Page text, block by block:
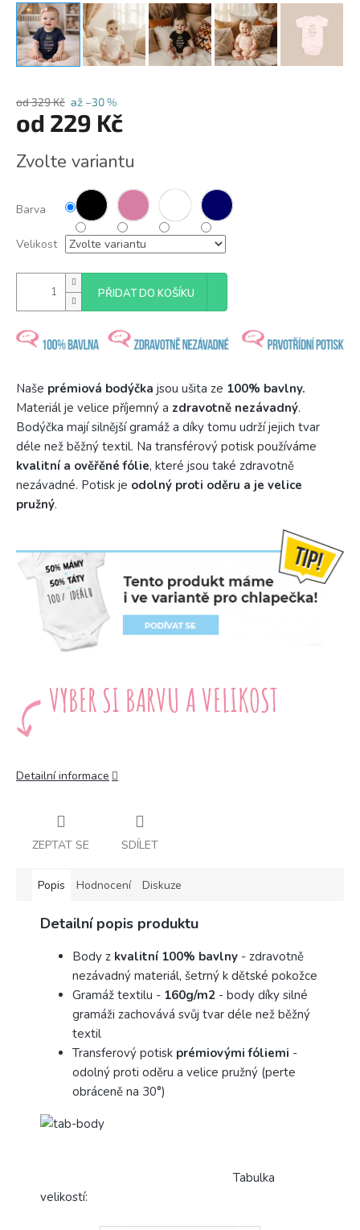
od 329 Kč až –30 %
od 229 Kč
cena:
Zvolte variantu
Barva
Velikost
PŘIDAT DO KOŠÍKU
Naše prémiová bodýčka jsou ušita ze 100% bavlny.
Materiál je velice příjemný a zdravotně nezávadný.
Bodýčka mají silnější gramáž a díky tomu udrží jejich tvar
déle než běžný textil. Na transférový potisk používáme
kvalitní a ověřěné fólie, které jsou také zdravotně
nezávadné. Potisk je odolný proti oděru a je velice
pružný.
Detailní informace
ZEPTAT SE SDÍLET
Popis Hodnocení Diskuze
Detailní popis produktu
Body z kvalitní 100% bavlny - zdravotně
nezávadný materiál, šetrný k dětské pokožce
Gramáž textilu - 160g/m2 - body díky silné
gramáži zachovává svůj tvar déle než běžný
textil
Transferový potisk prémiovými fóliemi -
odolný proti oděru a velice pružný (perte
obráceně na 30°)
Tabulka
velikostí: